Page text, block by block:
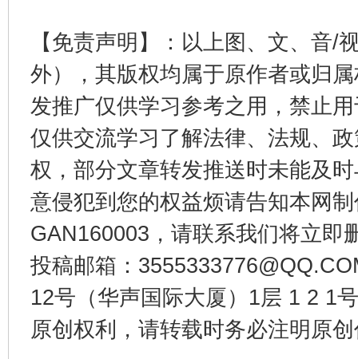
【免责声明】：以上图、文、音/
外），其版权均属于原作者或归
发推广仅供学习参考之用，禁止
仅供交流学习了解法律、法规、
权，部分文章转发推送时未能及
意侵犯到您的权益烦请告知本网
GAN160003，请联系我们将立即
投稿邮箱：
12号（华声国际大厦）1层 1 2 1
原创权利，请转载时务必注明原
东山县通报“牛蛙产品抗生素超标问题” 法
千年窑火 生生不息 一